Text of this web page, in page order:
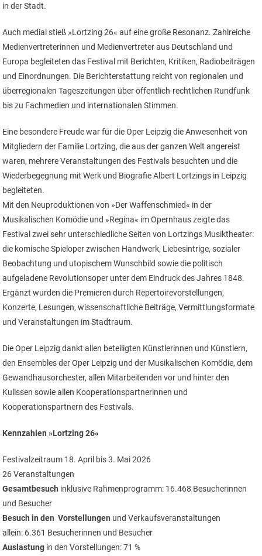
in der Stadt.
Auch medial stieß »Lortzing 26« auf eine große Resonanz. Zahlreiche
Medienvertreterinnen und Medienvertreter aus Deutschland und
Europa begleiteten das Festival mit Berichten, Kritiken, Radiobeiträgen
und Einordnungen. Die Berichterstattung reicht von regionalen und
überregionalen Tageszeitungen über öffentlich-rechtlichen Rundfunk
bis zu Fachmedien und internationalen Stimmen.
Eine besondere Freude war für die Oper Leipzig die Anwesenheit von
Mitgliedern der Familie Lortzing, die aus der ganzen Welt angereist
waren, mehrere Veranstaltungen des Festivals besuchten und die
Wiederbegegnung mit Werk und Biografie Albert Lortzings in Leipzig
begleiteten.
Mit den Neuproduktionen von »Der Waffenschmied« in der
Musikalischen Komödie und »Regina« im Opernhaus zeigte das
Festival zwei sehr unterschiedliche Seiten von Lortzings Musiktheater:
die komische Spieloper zwischen Handwerk, Liebesintrige, sozialer
Beobachtung und utopischem Wunschbild sowie die politisch
aufgeladene Revolutionsoper unter dem Eindruck des Jahres 1848.
Ergänzt wurden die Premieren durch Repertoirevorstellungen,
Konzerte, Lesungen, wissenschaftliche Beiträge, Vermittlungsformate
und Veranstaltungen im Stadtraum.
Die Oper Leipzig dankt allen beteiligten Künstlerinnen und Künstlern,
den Ensembles der Oper Leipzig und der Musikalischen Komödie, dem
Gewandhausorchester, allen Mitarbeitenden vor und hinter den
Kulissen sowie allen Kooperationspartnerinnen und
Kooperationspartnern des Festivals.
Kennzahlen »Lortzing 26«
Festivalzeitraum 18. April bis 3. Mai 2026
26 Veranstaltungen
Gesamtbesuch inklusive Rahmenprogramm: 16.468 Besucherinnen
und Besucher
Besuch in den Vorstellungen und Verkaufsveranstaltungen
allein: 6.361 Besucherinnen und Besucher
Auslastung in den Vorstellungen: 71 %